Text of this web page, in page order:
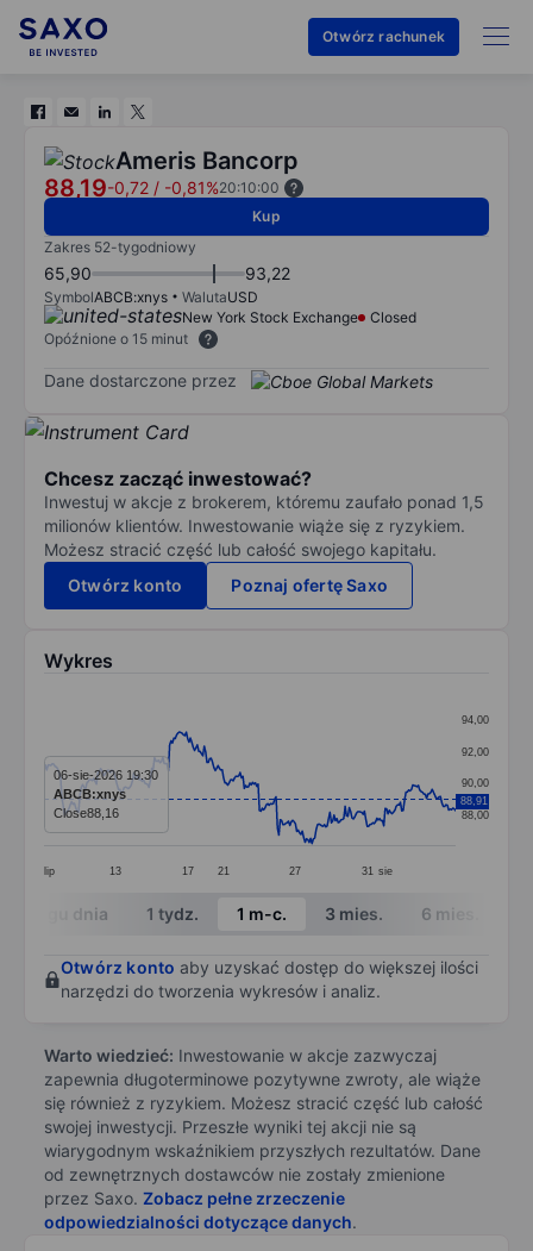
Otwórz rachunek
Ameris Bancorp
88,19-0,72 / -0,81%20:10:00
Kup
Zakres 52-tygodniowy
65,90 93,22
SymbolABCB:xnys WalutaUSD
New York Stock Exchange
Closed
Opóźnione o 15 minut
Dane dostarczone przez
Chcesz zacząć inwestować?
Inwestuj w akcje z brokerem, któremu zaufało ponad 1,5
milionów klientów. Inwestowanie wiąże się z ryzykiem.
Możesz stracić część lub całość swojego kapitału.
Otwórz konto
Poznaj ofertę Saxo
Wykres
Line chart with 299 data points.
The chart has 1 X axis displaying categories.
The chart has 1 Y axis displaying values. Data
lip 13 17 21 27 31 sie
88,00
90,00
92,00
94,00
88,91
06-sie-2026 19:30
ABCB:xnys
Close88,16
End of interactive chart.
W ciągu dnia 1 tydz. 1 m-c. 3 mies. 6 mies.
Otwórz konto aby uzyskać dostęp do większej ilości
narzędzi do tworzenia wykresów i analiz.
Warto wiedzieć: Inwestowanie w akcje zazwyczaj
zapewnia długoterminowe pozytywne zwroty, ale wiąże
się również z ryzykiem. Możesz stracić część lub całość
swojej inwestycji. Przeszłe wyniki tej akcji nie są
wiarygodnym wskaźnikiem przyszłych rezultatów. Dane
od zewnętrznych dostawców nie zostały zmienione
przez Saxo. Zobacz pełne zrzeczenie
odpowiedzialności dotyczące danych.